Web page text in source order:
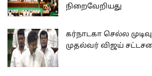
நிறைவேறியது
கர்நாடகா செல்ல
முதல்வர் விஜய்